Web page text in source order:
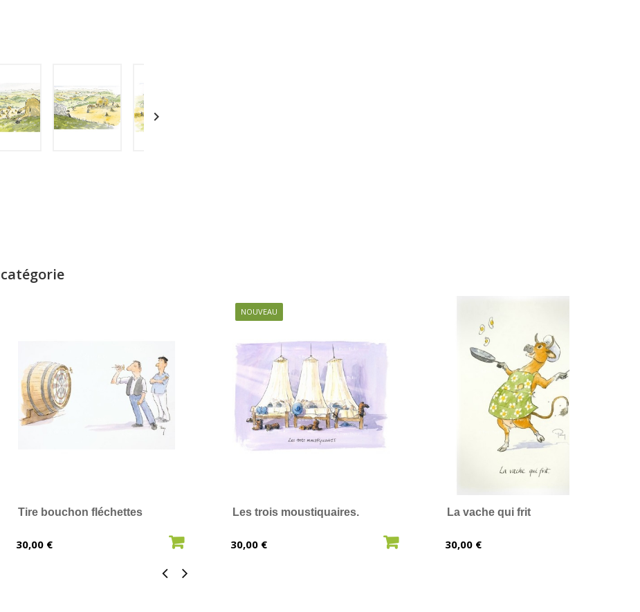

Tire bouchon fléchettes
Prix
30,00 €
NOUVEAU
Les trois moustiquaires.
Prix
30,00 €
La vache qui frit
Prix
30,00 €